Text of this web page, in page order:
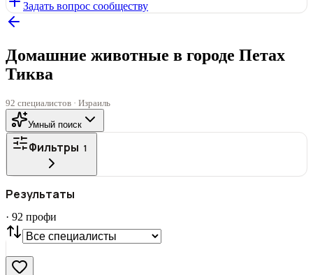
Задать вопрос сообществу
Домашние животные в городе Петах
Тиква
92 специалистов · Израиль
Умный поиск
Фильтры 1
Все
СТАТУС
VIP С фото
Нашли
Сбросить
Результаты
· 92 профи